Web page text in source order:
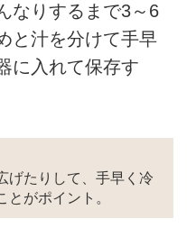
なりするまで3～6
と汁を分けて手早
に入れて保存す
げたりして、手早く冷
とがポイント。